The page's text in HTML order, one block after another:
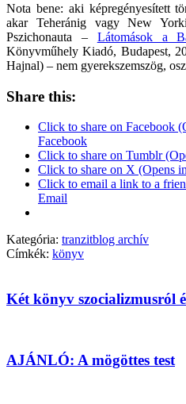
Nota bene: aki képregényesített
akar Teheránig vagy New
Pszichonauta – Látomások a
Könyvműhely Kiadó, Budapest,
Hajnal) – nem gyerekszemszög,
Share this:
Click to share on Facebook
Facebook
Click to share on Tumblr
Click to share on X (Opens
Click to email a link to a
Email
Kategória: tranzitblog archív
Címkék: könyv
Két könyv szocializmusról
AJÁNLÓ: A mögöttes test